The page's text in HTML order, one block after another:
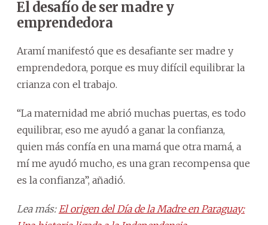
El desafío de ser madre y
emprendedora
Aramí manifestó que es desafiante ser madre y
emprendedora, porque es muy difícil equilibrar la
crianza con el trabajo.
“La maternidad me abrió muchas puertas, es todo
equilibrar, eso me ayudó a ganar la confianza,
quien más confía en una mamá que otra mamá, a
mí me ayudó mucho, es una gran recompensa que
es la confianza”, añadió.
Lea más: El origen del Día de la Madre en Paraguay: